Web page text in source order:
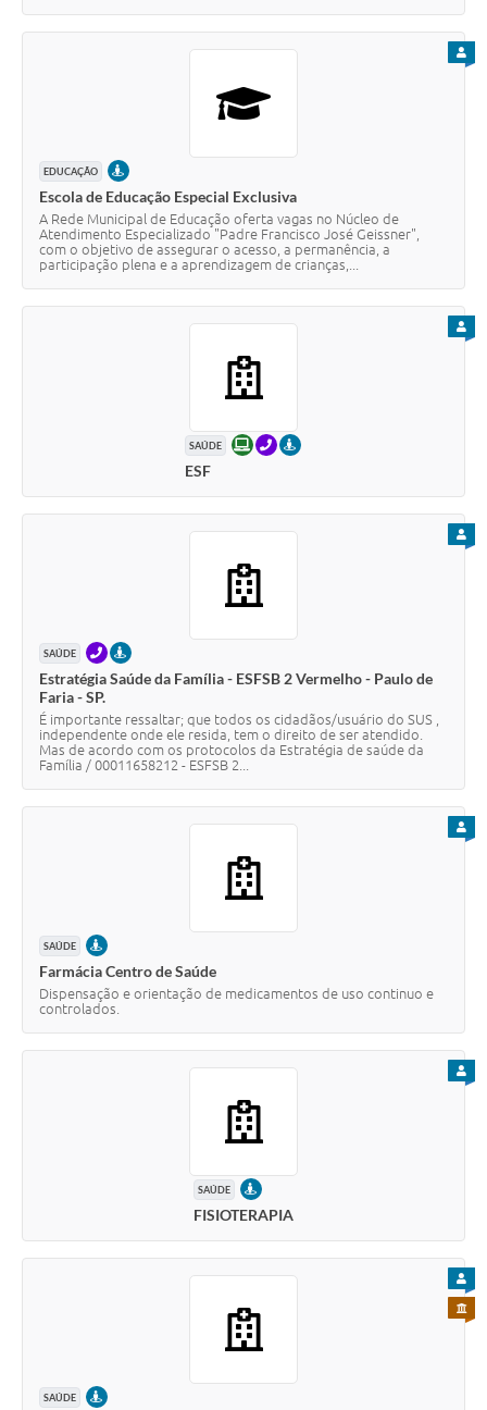
EDUCAÇÃO PRESENCIAL
Escola de Educação Especial Exclusiva
A Rede Municipal de Educação oferta vagas no Núcleo de
Atendimento Especializado "Padre Francisco José Geissner",
com o objetivo de assegurar o acesso, a permanência, a
participação plena e a aprendizagem de crianças,...
SAÚDE ONLINETELEFONEPRESENCIAL
ESF
SAÚDE TELEFONEPRESENCIAL
Estratégia Saúde da Família - ESFSB 2 Vermelho - Paulo de
Faria - SP.
É importante ressaltar; que todos os cidadãos/usuário do SUS ,
independente onde ele resida, tem o direito de ser atendido.
Mas de acordo com os protocolos da Estratégia de saúde da
Família / 00011658212 - ESFSB 2...
SAÚDE PRESENCIAL
Farmácia Centro de Saúde
Dispensação e orientação de medicamentos de uso continuo e
controlados.
SAÚDE PRESENCIAL
FISIOTERAPIA
SAÚDE PRESENCIAL
PARA